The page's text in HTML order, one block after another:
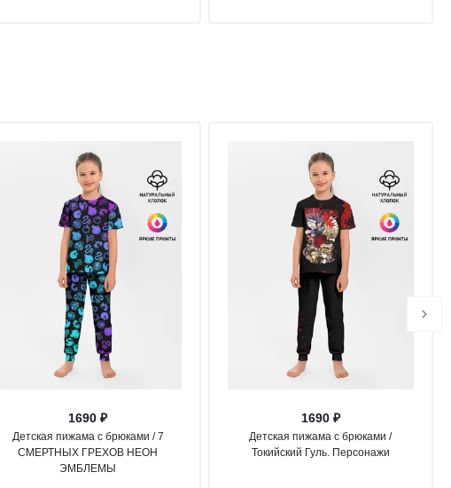
1690 ₽
Детская пижама с брюками / 7
СМЕРТНЫХ ГРЕХОВ НЕОН
ЭМБЛЕМЫ
1690 ₽
Детская пижама с брюками /
Токийский Гуль. Персонажи